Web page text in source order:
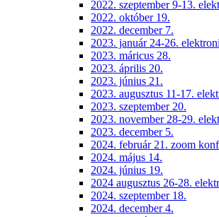
2022. szeptember 9-13.
2022. október 19.
2022. december 7.
2023. január 24-26.
2023. máricus 28.
2023. április 20.
2023. június 21.
2023. augusztus 11-17.
2023. szeptember 20.
2023. november 28-29.
2023. december 5.
2024. február 21. zoom
2024. május 14.
2024. június 19.
2024 augusztus 26-28.
2024. szeptember 18.
2024. december 4.